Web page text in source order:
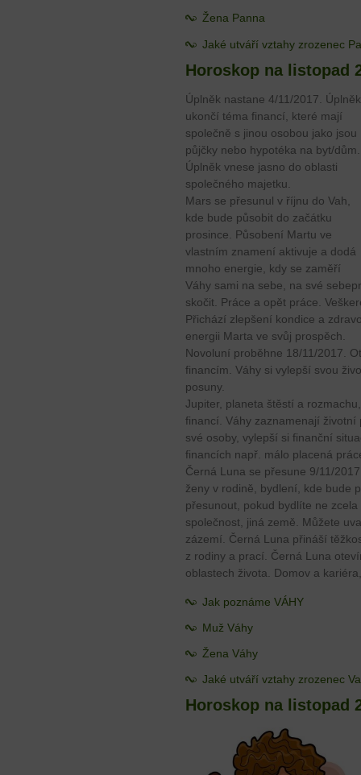
Žena Panna
Jaké utváří vztahy zrozenec
Horoskop na listopad
Úplněk nastane 4/11/2017. Úplněk
ukončí téma financí, které mají
společně s jinou osobou jako jsou
půjčky nebo hypotéka na byt/dům.
Úplněk vnese jasno do oblasti
společného majetku.
Mars se přesunul v říjnu do Vah,
kde bude působit do začátku
prosince. Působení Martu ve
vlastním znamení aktivuje a dodá
mnoho energie, kdy se zaměří
Váhy sami na sebe, na své
skočit. Práce a opět práce.
Přichází zlepšení kondice a
energii Marta ve svůj prospěch.
Novoluní proběhne 18/11/2017.
financím. Váhy si vylepší svou
posuny.
Jupiter, planeta štěstí a
financí. Váhy zaznamenají
své osoby, vylepší si finanční
financích např. málo placená
Černá Luna se přesune 9/11/
ženy v rodině, bydlení, kde bude
přesunout, pokud bydlíte ne
společnost, jiná země. Můžete
zázemí. Černá Luna přináší
z rodiny a prací. Černá Luna
oblastech života. Domov a
Jak poznáme VÁHY
Muž Váhy
Žena Váhy
Jaké utváří vztahy zrozenec
Horoskop na listopad